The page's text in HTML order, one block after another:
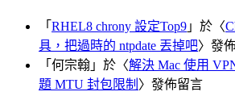
「 RHEL8 chrony 設定Top9 」於〈
具，把過時的 ntpdate 丟掉吧〉發
「 何宗翰 」於〈解決 Mac 使用
題 MTU 封包限制 〉發佈留言